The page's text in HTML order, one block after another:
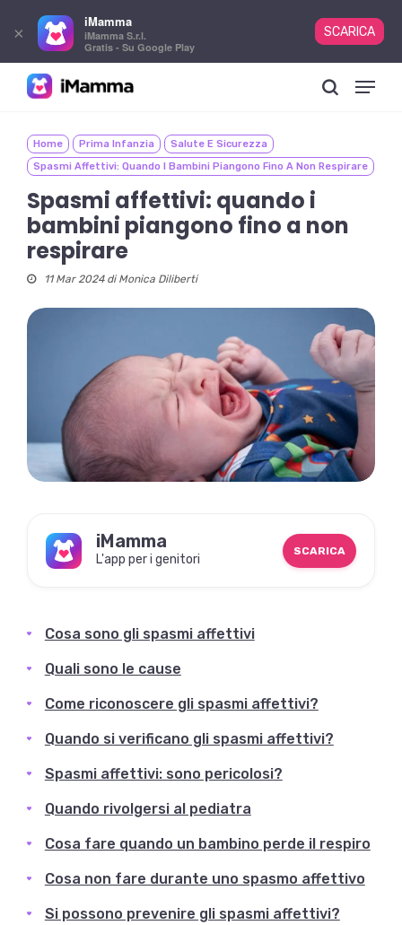
content
Menu
Home Prima Infanzia
Salute E Sicurezza
Spasmi Affettivi: Quando I Bambini Piangono Fino A Non Respirare
Spasmi affettivi: quando i
bambini piangono fino a non
respirare
11 Mar 2024 di Monica Diliberti
iMamma
L'app per i genitori
SCARICA
Cosa sono gli spasmi affettivi
Quali sono le cause
Come riconoscere gli spasmi affettivi?
Quando si verificano gli spasmi affettivi?
Spasmi affettivi: sono pericolosi?
Quando rivolgersi al pediatra
Cosa fare quando un bambino perde il respiro
Cosa non fare durante uno spasmo affettivo
Si possono prevenire gli spasmi affettivi?
×
iMamma
iMamma S.r.l.
Gratis - Su Google Play
SCARICA